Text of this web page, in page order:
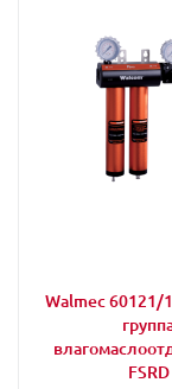
Walmec 60121/
FSRD